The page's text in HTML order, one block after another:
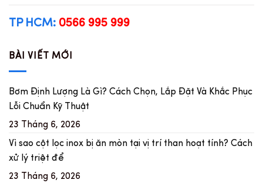
TP HCM: 0566 995 999
BÀI VIẾT MỚI
Bơm Định Lượng Là Gì? Cách Chọn, Lắp Đặt Và Khắc Phục
Lỗi Chuẩn Kỹ Thuật
23 Tháng 6, 2026
Vì sao cột lọc inox bị ăn mòn tại vị trí than hoạt tính? Cách
xử lý triệt để
23 Tháng 6, 2026